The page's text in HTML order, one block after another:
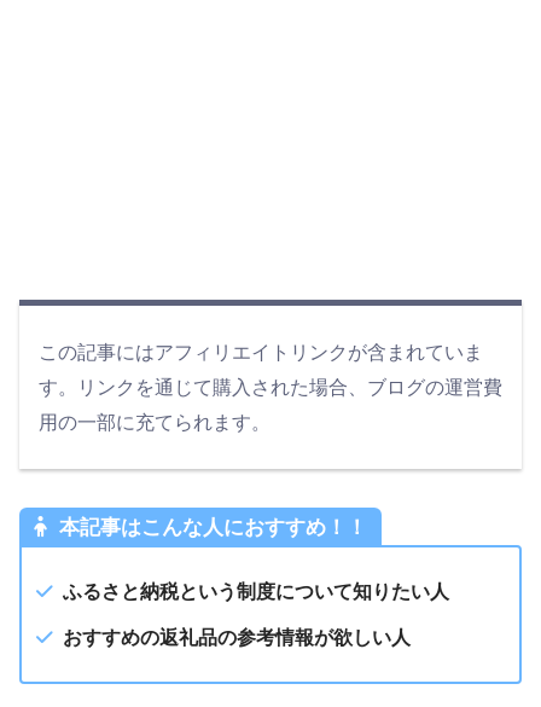
この記事にはアフィリエイトリンクが含まれていま
す。リンクを通じて購入された場合、ブログの運営費
用の一部に充てられます。
本記事はこんな人におすすめ！！
ふるさと納税という制度について知りたい人
おすすめの返礼品の参考情報が欲しい人